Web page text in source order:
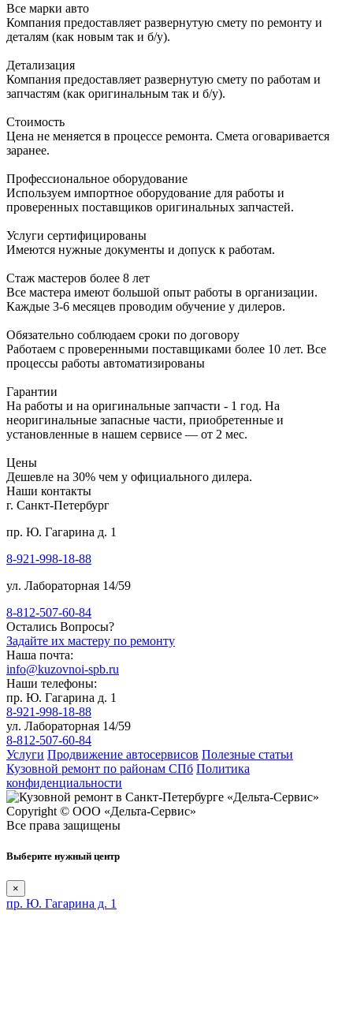
Все марки авто
Компания предоставляет развернутую смету по ремонту и
деталям (как новым так и б/у).
Детализация
Компания предоставляет развернутую смету по работам и
запчастям (как оригинальным так и б/у).
Стоимость
Цена не меняется в процессе ремонта. Смета оговаривается
заранее.
Профессиональное оборудование
Используем импортное оборудование для работы и
проверенных поставщиков оригинальных запчастей.
Услуги сертифицированы
Имеются нужные документы и допуск к работам.
Стаж мастеров более 8 лет
Все мастера имеют большой опыт работы в организации.
Каждые 3-6 месяцев проводим обучение у дилеров.
Обязательно соблюдаем сроки по договору
Работаем с проверенными поставщиками более 10 лет. Все
процессы работы автоматизированы
Гарантии
На работы и на оригинальные запчасти - 1 год. На
неоригинальные запасные части, приобретенные и
установленные в нашем сервисе — от 2 мес.
Цены
Дешевле на 30% чем у официального дилера.
Наши контакты
г. Санкт-Петербург
пр. Ю. Гагарина д. 1
8-921-998-18-88
ул. Лабораторная 14/59
8-812-507-60-84
Остались Вопросы?
Задайте их мастеру по ремонту
Наша почта:
info@kuzovnoi-spb.ru
Наши телефоны:
пр. Ю. Гагарина д. 1
8-921-998-18-88
ул. Лабораторная 14/59
8-812-507-60-84
Услуги Продвижение автосервисов Полезные статьи
Кузовной ремонт по районам СПб Политика
конфиденциальности
Copyright © ООО «Дельта-Сервис»
Все права защищены
Выберите нужный центр
×
пр. Ю. Гагарина д. 1